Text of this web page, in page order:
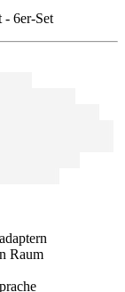
- 6er-Set
Raum